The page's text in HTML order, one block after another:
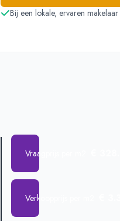
Bij een lokale, ervaren makelaar
Vraagprijs per m2
Verkoopprijs per m2